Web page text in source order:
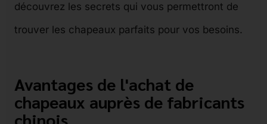
découvrez les secrets qui vous permettront de
trouver les chapeaux parfaits pour vos besoins.
Avantages de l'achat de
chapeaux auprès de fabricants
chinois